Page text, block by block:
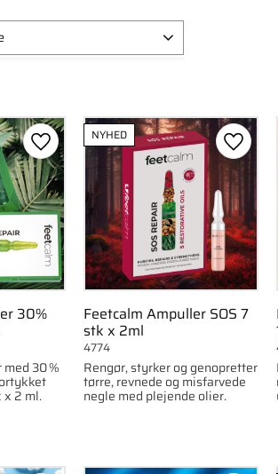
75ml 6
30%
30 %
x 2 ml.
Gem som favorit
Feetcalm Ampuller SOS 7
stk x 2ml
Rengør, styrker og genopretter
tørre, revnede og misfarvede
negle med plejende olier.
4774
NYHED
Gem